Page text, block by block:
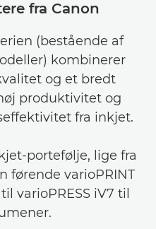
fra Canon
(bestående af
kombinerer
og et bredt
produktivitet og
fra inkjet.
portefølje, lige fra
førende varioPRINT
varioPRESS iV7 til